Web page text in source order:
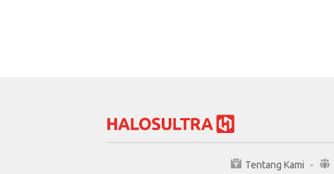
Tentang Kami